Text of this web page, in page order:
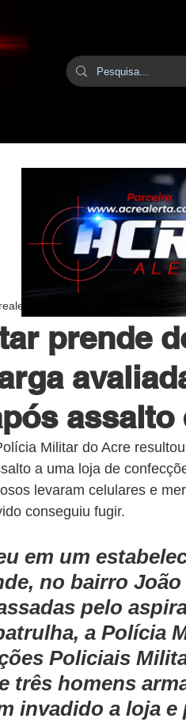
prende
21 de mai. 2 min de
Militar do Acre
a uma loja de
levaram celulares e
conseguiu fugir.
em um
no bairro
pelo
a Polícia
Policiais
três homens
invadido a loja